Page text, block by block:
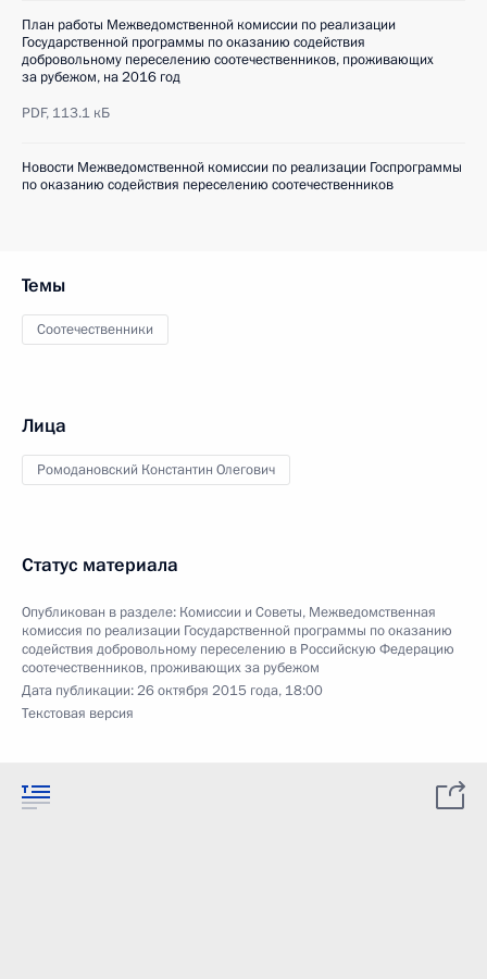
План работы Межведомственной комиссии по реализации
Государственной программы по оказанию содействия
добровольному переселению соотечественников, проживающих
за рубежом, на 2016 год
PDF, 113.1 кБ
Новости Межведомственной комиссии по реализации Госпрограммы
по оказанию содействия переселению соотечественников
Темы
Соотечественники
Лица
Ромодановский Константин Олегович
Статус материала
Опубликован в разделе: Комиссии и Советы, Межведомственная
комиссия по реализации Государственной программы по оказанию
содействия добровольному переселению в Российскую Федерацию
соотечественников, проживающих за рубежом
Дата публикации:26 октября 2015 года, 18:00
Текстовая версия